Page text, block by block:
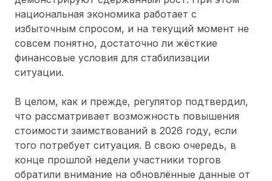
национальная экономика работает с
избыточным спросом, и на текущий момент не
совсем понятно, достаточно ли жёсткие
финансовые условия для стабилизации
ситуации.
В целом, как и прежде, регулятор подтвердил,
что рассматривает возможность повышения
стоимости заимствований в 2026 году, если
того потребует ситуация. В свою очередь, в
конце прошлой недели участники торгов
обратили внимание на обновлённые данные от